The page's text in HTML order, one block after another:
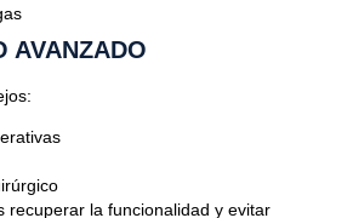
AVANZADO
recuperar la funcionalidad y evitar